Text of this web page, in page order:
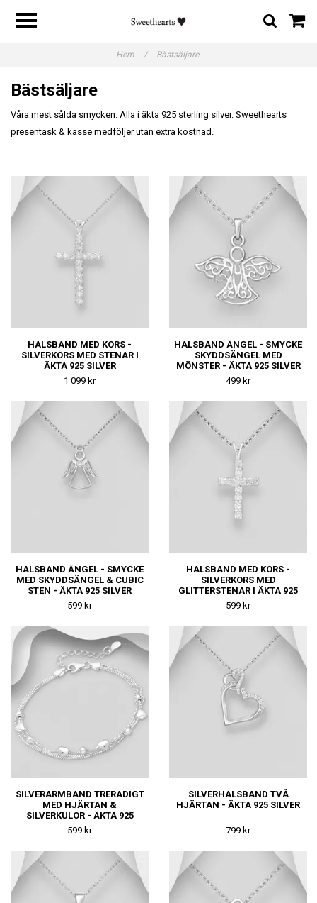
Hem / Bästsäljare
Bästsäljare
Våra mest sålda smycken. Alla i äkta 925 sterling silver. Sweethearts
presentask & kasse medföljer utan extra kostnad.
HALSBAND MED KORS -
SILVERKORS MED STENAR I
ÄKTA 925 SILVER
1 099 kr
HALSBAND ÄNGEL - SMYCKE
SKYDDSÄNGEL MED
MÖNSTER - ÄKTA 925 SILVER
499 kr
HALSBAND ÄNGEL - SMYCKE
MED SKYDDSÄNGEL & CUBIC
STEN - ÄKTA 925 SILVER
599 kr
HALSBAND MED KORS -
SILVERKORS MED
GLITTERSTENAR I ÄKTA 925
SILVER
599 kr
SILVERARMBAND TRERADIGT
MED HJÄRTAN &
SILVERKULOR - ÄKTA 925
SILVER
599 kr
SILVERHALSBAND TVÅ
HJÄRTAN - ÄKTA 925 SILVER
799 kr